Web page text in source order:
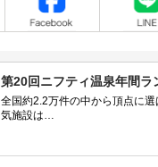
第20回ニフティ温泉年間ラ
全国約2.2万件の中から頂点に
気施設は…